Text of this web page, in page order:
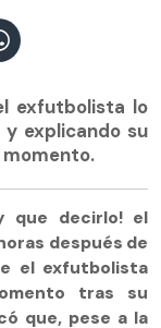
exfutbolista lo
explicando su
momento.
que decirlo! el
después de
el exfutbolista
tras su
que, pese a la